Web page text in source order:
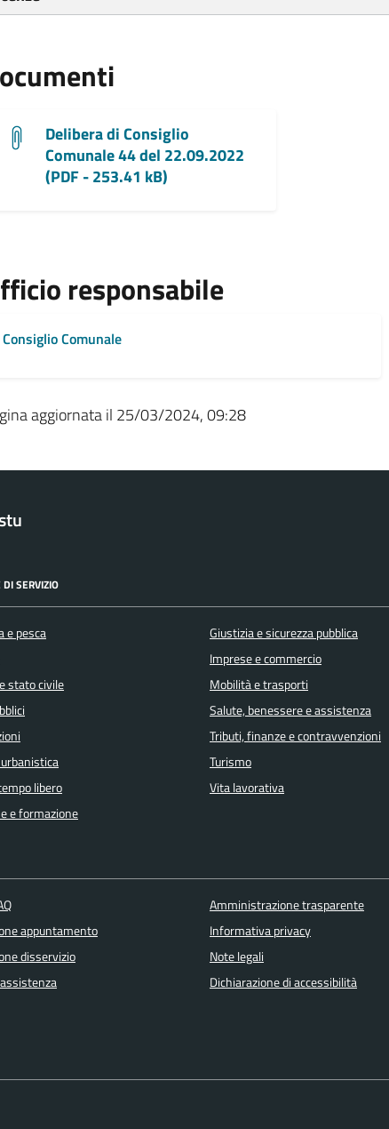
Delibera di Consiglio
Comunale 44 del 22.09.2022
(PDF - 253.41 kB)
responsabile
Consiglio Comunale
aggiornata il 25/03/2024, 09:28
DI SERVIZIO
e pesca
stato civile
libero
e formazione
Giustizia e sicurezza pubblica
Imprese e commercio
Mobilità e trasporti
Salute, benessere e assistenza
Tributi, finanze e contravvenzioni
Turismo
Vita lavorativa
appuntamento
disservizio
Amministrazione trasparente
Informativa privacy
Note legali
Dichiarazione di accessibilità